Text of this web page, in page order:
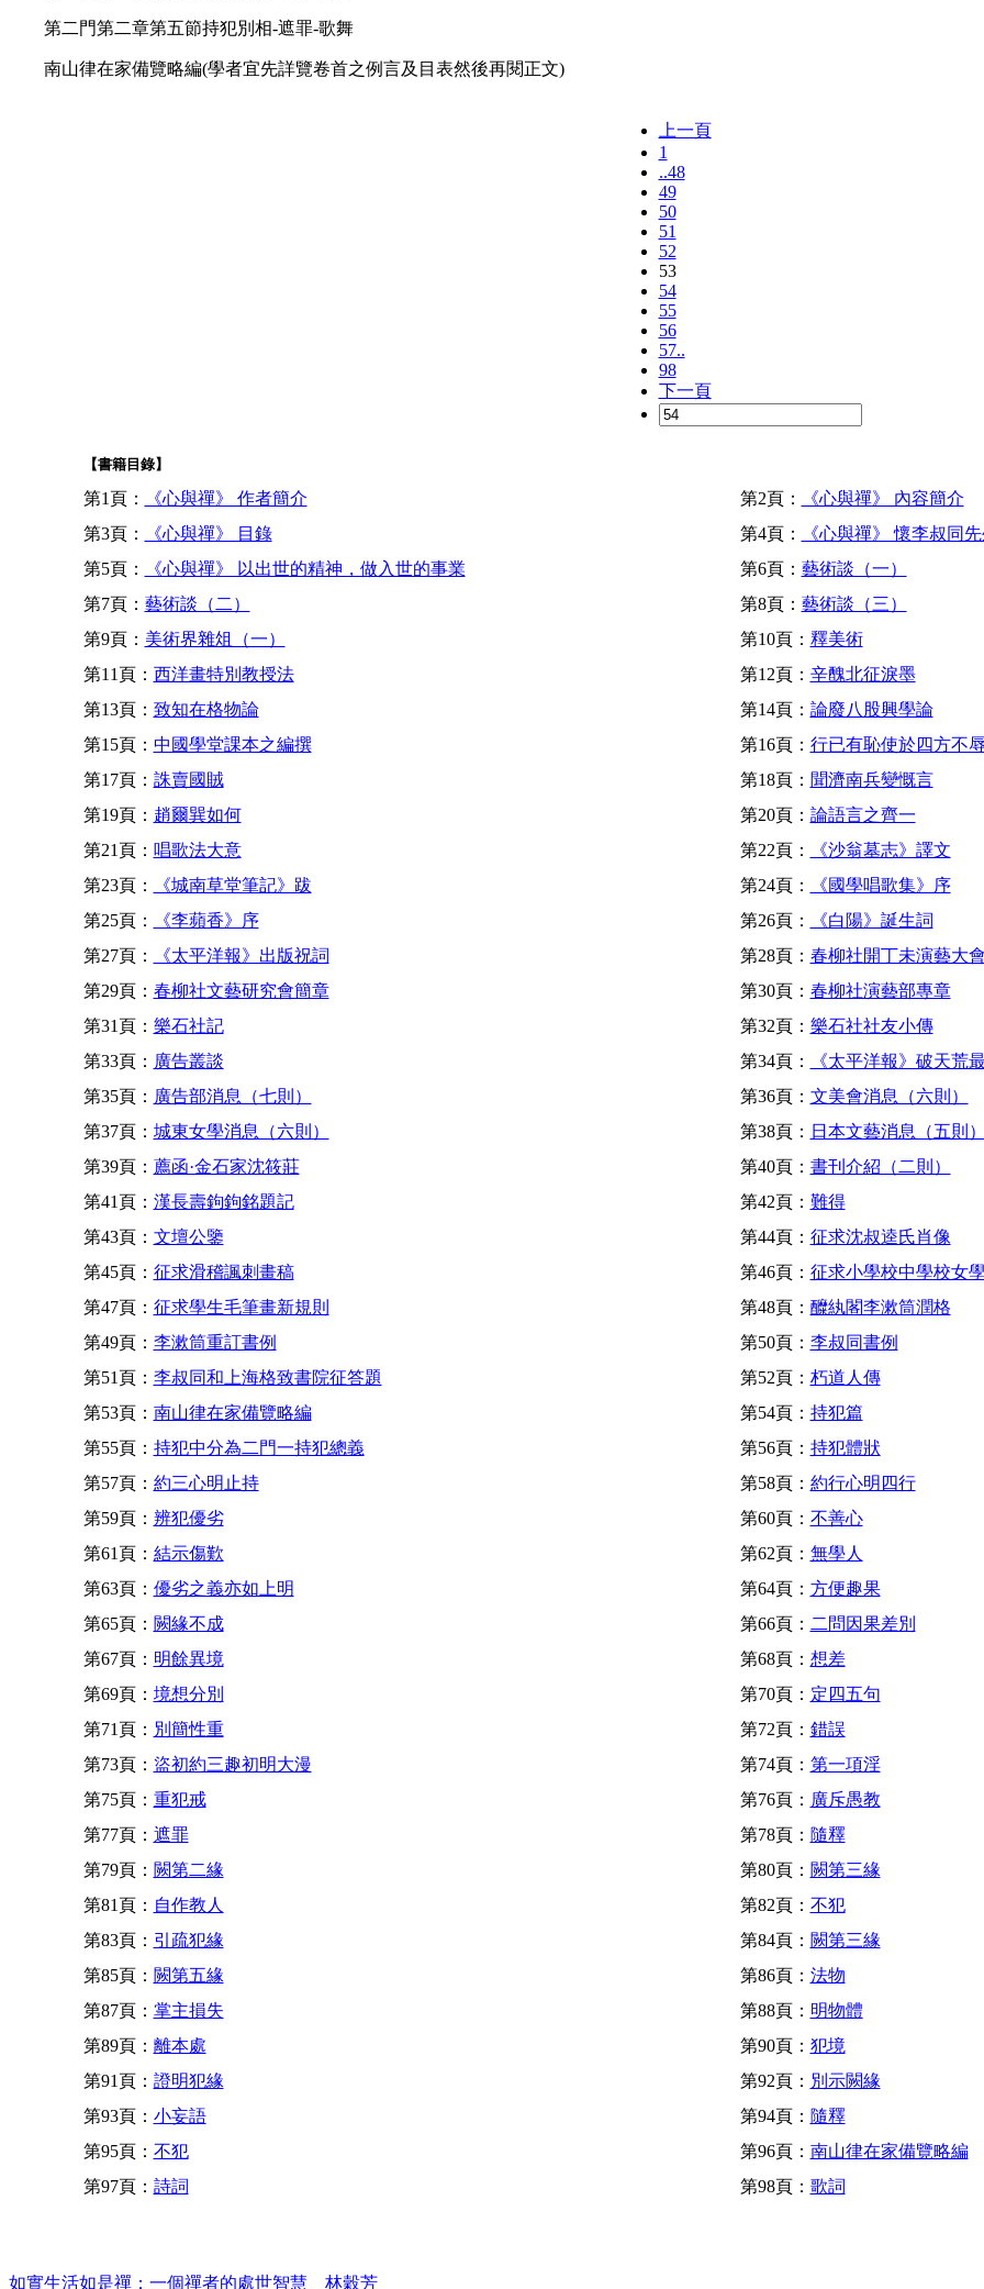
第二門第二章第五節持犯別相-遮罪-歌舞
南山律在家備覽略編(學者宜先詳覽卷首之例言及目表然後再閱正文)
上一頁
1
..48
49
50
51
52
53
54
55
56
57..
98
下一頁
【書籍目錄】
第1頁： 《心與禪》 作者簡介 第2頁：
《心與禪》 內容簡介
第3頁：
《心與禪》 目錄 第4頁：
《心與禪》 懷李叔同
第5頁：
《心與禪》 以出世的精神，做入世的事業 第6頁： 藝術談（一）
第7頁： 藝術談（二） 第8頁： 藝術談（三）
第9頁： 美術界雜俎（一） 第10頁： 釋美術
第11頁： 西洋畫特別教授法 第12頁： 辛醜北征淚墨
第13頁： 致知在格物論 第14頁： 論廢八股興學論
第15頁： 中國學堂課本之編撰 第16頁： 行已有恥使於四方不
第17頁： 誅賣國賊 第18頁： 聞濟南兵變慨言
第19頁： 趙爾巽如何 第20頁： 論語言之齊一
第21頁： 唱歌法大意 第22頁：
《沙翁墓志》譯文
第23頁：
《城南草堂筆記》跋 第24頁：
《國學唱歌集》序
第25頁：
《李蘋香》序 第26頁：
《白陽》誕生詞
第27頁：
《太平洋報》出版祝詞 第28頁： 春柳社開丁未演藝大
第29頁： 春柳社文藝研究會簡章 第30頁： 春柳社演藝部專章
第31頁： 樂石社記 第32頁： 樂石社社友小傳
第33頁： 廣告叢談 第34頁：
《太平洋報》破天荒
第35頁： 廣告部消息（七則） 第36頁： 文美會消息（六則）
第37頁： 城東女學消息（六則） 第38頁： 日本文藝消息（五則）
第39頁： 薦函·金石家沈筱莊 第40頁： 書刊介紹（二則）
第41頁： 漢長壽鉤鉤銘題記 第42頁： 難得
第43頁： 文壇公鑒 第44頁： 征求沈叔逵氏肖像
第45頁： 征求滑稽諷刺畫稿 第46頁： 征求小學校中學校女
第47頁： 征求學生毛筆畫新規則 第48頁： 醾紈閣李漱筒潤格
第49頁： 李漱筒重訂書例 第50頁： 李叔同書例
第51頁： 李叔同和上海格致書院征答題 第52頁： 朽道人傳
第53頁： 南山律在家備覽略編 第54頁： 持犯篇
第55頁： 持犯中分為二門一持犯總義 第56頁： 持犯體狀
第57頁： 約三心明止持 第58頁： 約行心明四行
第59頁： 辨犯優劣 第60頁： 不善心
第61頁： 結示傷歎 第62頁： 無學人
第63頁： 優劣之義亦如上明 第64頁： 方便趣果
第65頁： 闕緣不成 第66頁： 二問因果差別
第67頁： 明餘異境 第68頁： 想差
第69頁： 境想分別 第70頁： 定四五句
第71頁： 別簡性重 第72頁： 錯誤
第73頁： 盜初約三趣初明大漫 第74頁： 第一項淫
第75頁： 重犯戒 第76頁： 廣斥愚教
第77頁： 遮罪 第78頁： 隨釋
第79頁： 闕第二緣 第80頁： 闕第三緣
第81頁： 自作教人 第82頁： 不犯
第83頁： 引疏犯緣 第84頁： 闕第三緣
第85頁： 闕第五緣 第86頁： 法物
第87頁： 掌主損失 第88頁： 明物體
第89頁： 離本處 第90頁： 犯境
第91頁： 證明犯緣 第92頁： 別示闕緣
第93頁： 小妄語 第94頁： 隨釋
第95頁： 不犯 第96頁： 南山律在家備覽略編
第97頁： 詩詞 第98頁： 歌詞
如實生活如是禪：一個禪者的處世智慧 林穀芳